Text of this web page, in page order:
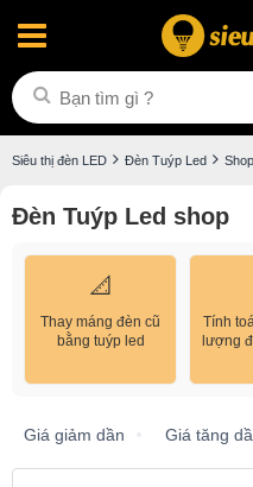
Siêu thị đèn LED Đèn Tuýp Led Shop
Đèn Tuýp Led shop
📐
Thay máng đèn cũ
bằng tuýp led
Tính
lượng
Giá giảm dần Giá tăng